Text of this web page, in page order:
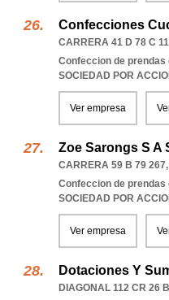
Confecciones
CARRERA 41 D 78 C
Confeccion de prendas
SOCIEDAD POR
Ver empresa
Zoe Sarongs S A
CARRERA 59 B 79 267,
Confeccion de prendas
SOCIEDAD POR
Ver empresa
Dotaciones Y
DIAGONAL 112 CR 26